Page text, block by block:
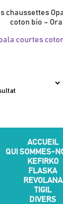
chaussettes
coton bio –
courtes
sur
la
page
du
ACCUEIL
QUI SOMMES-
KEFIRKO
FLASKA
REVOLANA
TIGIL
DIVERS